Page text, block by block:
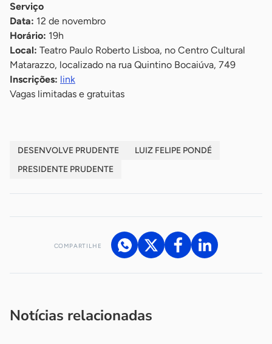
Serviço
Data: 12 de novembro
Horário: 19h
Local: Teatro Paulo Roberto Lisboa, no Centro Cultural
Matarazzo, localizado na rua Quintino Bocaiúva, 749
Inscrições: link
Vagas limitadas e gratuitas
DESENVOLVE PRUDENTE
LUIZ FELIPE PONDÉ
PRESIDENTE PRUDENTE
COMPARTILHE
Notícias relacionadas